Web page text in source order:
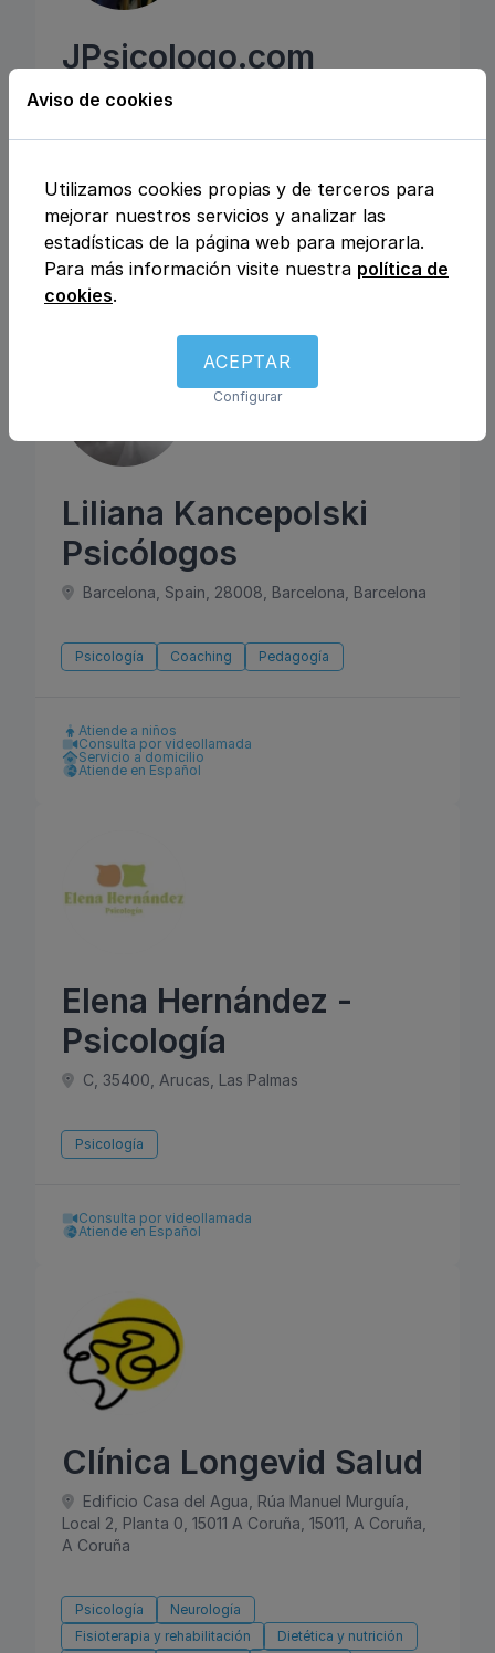
JPsicologo.com
Terapia Online y Domicilio, 28400, Collado
Psicología
Consulta por videollamada
Servicio a domicilio
Liliana Kancepolski
Psicólogos
Barcelona, Spain, 28008, Barcelona, Barcelona
Psicología Coaching Pedagogía
Atiende a niños
Consulta por videollamada
Servicio a domicilio
Atiende en Español
Elena Hernández -
Psicología
C, 35400, Arucas, Las Palmas
Psicología
Consulta por videollamada
Atiende en Español
Clínica Longevid Salud
Edificio Casa del Agua, Rúa Manuel Murguía,
Local 2, Planta 0, 15011 A Coruña, 15011, A Coruña,
A Coruña
Psicología
Neurología
Fisioterapia y rehabilitación
Dietética y nutrición
Aviso de cookies
Utilizamos cookies propias y de terceros para
mejorar nuestros servicios y analizar las
estadísticas de la página web para mejorarla.
Para más información visite nuestra política de
cookies.
ACEPTAR
Configurar